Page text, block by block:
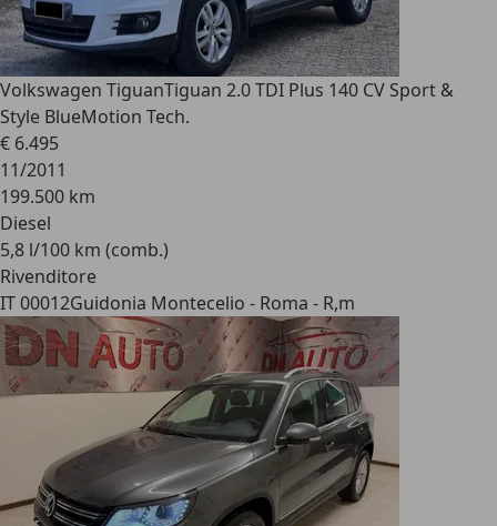
Volkswagen TiguanTiguan 2.0 TDI Plus 140 CV Sport &
Style BlueMotion Tech.
€ 6.495
11/2011
199.500 km
Diesel
5,8 l/100 km (comb.)
Rivenditore
IT 00012Guidonia Montecelio - Roma - R,m